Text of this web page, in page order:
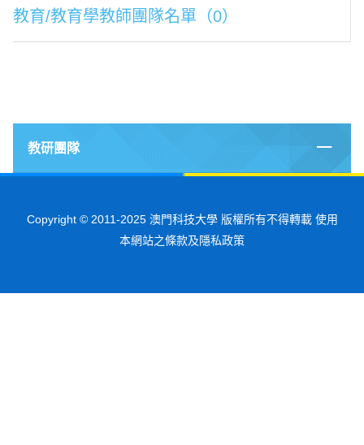
教育/教育學教師團隊名單（0）
教研團隊
Copyright © 2011-2025 澳門科技大學 版權所有不得轉載 使用
本網站之條款及隱私政策